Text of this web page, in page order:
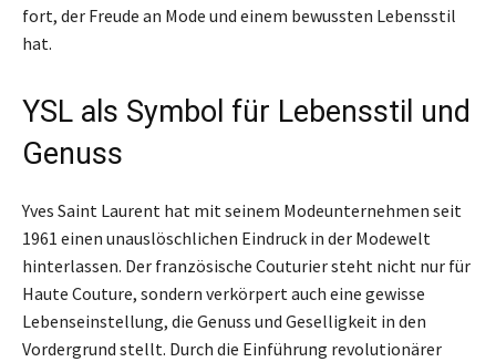
fort, der Freude an Mode und einem bewussten Lebensstil
hat.
YSL als Symbol für Lebensstil und
Genuss
Yves Saint Laurent hat mit seinem Modeunternehmen seit
1961 einen unauslöschlichen Eindruck in der Modewelt
hinterlassen. Der französische Couturier steht nicht nur für
Haute Couture, sondern verkörpert auch eine gewisse
Lebenseinstellung, die Genuss und Geselligkeit in den
Vordergrund stellt. Durch die Einführung revolutionärer